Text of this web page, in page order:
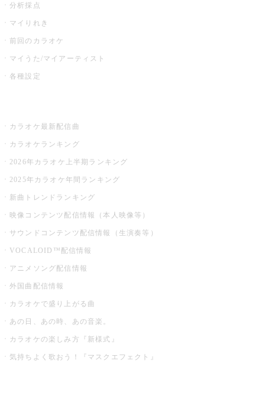
分析採点
マイりれき
前回のカラオケ
マイうた/マイアーティスト
各種設定
カラオケ最新配信曲
カラオケランキング
2026年カラオケ上半期ランキング
2025年カラオケ年間ランキング
新曲トレンドランキング
映像コンテンツ配信情報（本人映像等）
サウンドコンテンツ配信情報（生演奏等）
VOCALOID™配信情報
アニメソング配信情報
外国曲配信情報
カラオケで盛り上がる曲
あの日、あの時、あの音楽。
カラオケの楽しみ方『新様式』
気持ちよく歌おう！『マスクエフェクト』